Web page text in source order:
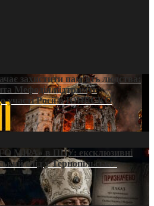
захистити пам’ять людства:
Мефодія підтримує
участі Росії в ЮНЕСКО
в ПЦУ: ексклюзивні
слід у Тернопільсько-